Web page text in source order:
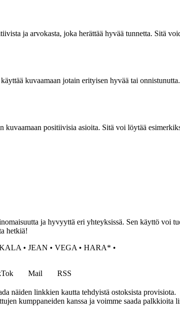
ja arvokasta, joka herättää hyvää tunnetta. Sitä
kuvaamaan jotain erityisen hyvää tai
positiivisia asioita. Sitä voi löytää
ja hyvyyttä eri yhteyksissä. Sen käyttö voi
hetkiä!
• JEAN • VEGA • HARA* •
Mail
RSS
näiden linkkien kautta tehdyistä ostoksista provisiota.
kumppaneiden kanssa ja voimme saada palkkioita